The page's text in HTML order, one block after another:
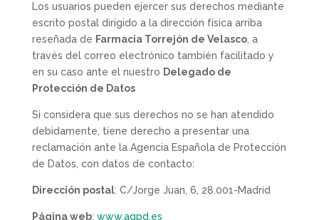
Los usuarios pueden ejercer sus derechos mediante
escrito postal dirigido a la dirección física arriba
reseñada de Farmacia Torrejón de Velasco, a
través del correo electrónico también facilitado y
en su caso ante el nuestro Delegado de
Protección de Datos
Si considera que sus derechos no se han atendido
debidamente, tiene derecho a presentar una
reclamación ante la Agencia Española de Protección
de Datos, con datos de contacto:
Dirección postal: C/Jorge Juan, 6, 28.001-Madrid
Página web: www.agpd.es